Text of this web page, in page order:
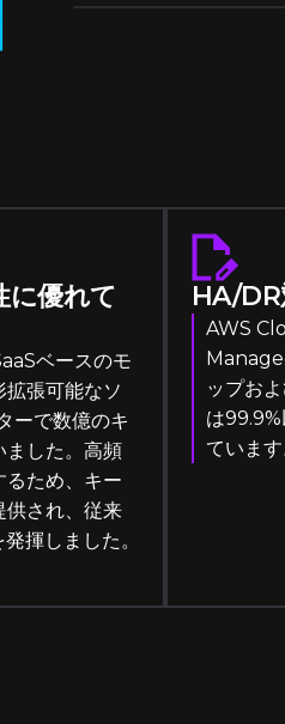
に優れて
ベースのモ
張可能なソ
ーで数億のキ
ました。高頻
るため、キー
供され、従来
揮しました。
HA/DR
AWS
ップお
は99.9%
ています